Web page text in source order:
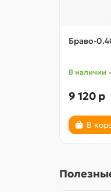
Браво-
В наличии
9 120 р
В